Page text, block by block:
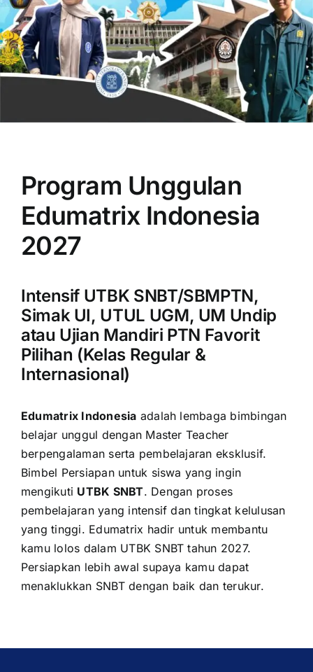
OUR PROGRAM
CONTACT US
Program Unggulan
Edumatrix Indonesia
2027
Intensif UTBK SNBT/SBMPTN,
Simak UI, UTUL UGM, UM Undip
atau Ujian Mandiri PTN Favorit
Pilihan (Kelas Regular &
Internasional)
Edumatrix Indonesia adalah lembaga bimbingan
belajar unggul dengan Master Teacher
berpengalaman serta pembelajaran eksklusif.
Bimbel Persiapan untuk siswa yang ingin
mengikuti UTBK SNBT. Dengan proses
pembelajaran yang intensif dan tingkat kelulusan
yang tinggi. Edumatrix hadir untuk membantu
kamu lolos dalam UTBK SNBT tahun 2027.
Persiapkan lebih awal supaya kamu dapat
menaklukkan SNBT dengan baik dan terukur.